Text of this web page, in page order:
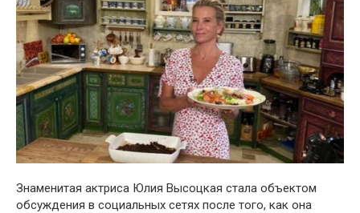
Знаменитая актриса Юлия Высоцкая стала объектом
обсуждения в социальных сетях после того, как она